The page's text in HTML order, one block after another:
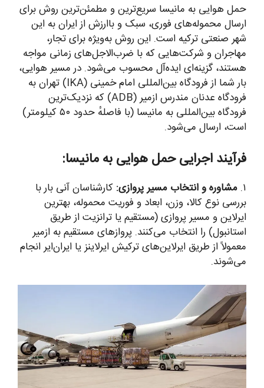
حمل هوایی به مانیسا سریع‌ترین و مطمئن‌ترین روش برای
ارسال محموله‌های فوری، سبک و باارزش از ایران به این
شهر صنعتی ترکیه است. این روش به‌ویژه برای تجار،
مهاجران و شرکت‌هایی که با ضرب‌الاجل‌های زمانی مواجه
هستند، گزینه‌ای ایده‌آل محسوب می‌شود. در مسیر هوایی،
بار شما از فرودگاه بین‌المللی امام خمینی (IKA) تهران به
فرودگاه عدنان مندرس ازمیر (ADB) که نزدیک‌ترین
فرودگاه بین‌المللی به مانیسا (با فاصلهٔ حدود ۵۰ کیلومتر)
است، ارسال می‌شود.
فرآیند اجرایی حمل هوایی به مانیسا:
۱. مشاوره و انتخاب مسیر پروازی: کارشناسان آنی بار با
بررسی نوع کالا، وزن، ابعاد و فوریت محموله، بهترین
ایرلاین و مسیر پروازی (مستقیم یا ترانزیت از طریق
استانبول) را انتخاب می‌کنند. پروازهای مستقیم به ازمیر
معمولاً از طریق ایرلاین‌های ترکیش ایرلاینز یا ایران‌ایر انجام
می‌شوند.